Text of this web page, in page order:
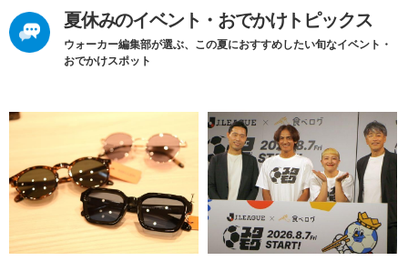
夏休みのイベント・おでかけトピックス
ウォーカー編集部が選ぶ、この夏におすすめしたい旬なイベント・
おでかけスポット